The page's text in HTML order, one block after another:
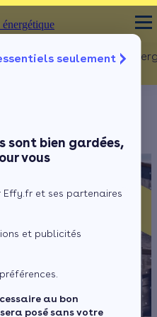
seulement
sont bien gardées,
vous
Effy.fr et ses partenaires
et publicités
au bon
posé sans votre
Presse
énergétique Rénovation
Murs
Fenêtres
Sols